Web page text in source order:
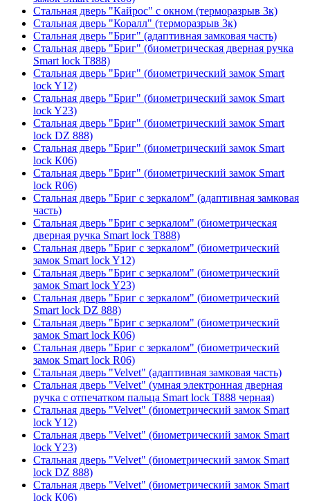
Стальная дверь "Кайрос" с окном (терморазрыв 3к)
Стальная дверь "Коралл" (терморазрыв 3к)
Стальная дверь "Бриг" (адаптивная замковая часть)
Стальная дверь "Бриг" (биометрическая дверная ручка
Smart lock T888)
Стальная дверь "Бриг" (биометрический замок Smart
lock Y12)
Стальная дверь "Бриг" (биометрический замок Smart
lock Y23)
Стальная дверь "Бриг" (биометрический замок Smart
lock DZ 888)
Стальная дверь "Бриг" (биометрический замок Smart
lock К06)
Стальная дверь "Бриг" (биометрический замок Smart
lock R06)
Стальная дверь "Бриг с зеркалом" (адаптивная замковая
часть)
Стальная дверь "Бриг с зеркалом" (биометрическая
дверная ручка Smart lock T888)
Стальная дверь "Бриг с зеркалом" (биометрический
замок Smart lock Y12)
Стальная дверь "Бриг с зеркалом" (биометрический
замок Smart lock Y23)
Стальная дверь "Бриг с зеркалом" (биометрический
Smart lock DZ 888)
Стальная дверь "Бриг с зеркалом" (биометрический
замок Smart lock К06)
Стальная дверь "Бриг с зеркалом" (биометрический
замок Smart lock R06)
Стальная дверь "Velvet" (адаптивная замковая часть)
Стальная дверь "Velvet" (умная электронная дверная
ручка с отпечатком пальца Smart lock T888 черная)
Стальная дверь "Velvet" (биометрический замок Smart
lock Y12)
Стальная дверь "Velvet" (биометрический замок Smart
lock Y23)
Стальная дверь "Velvet" (биометрический замок Smart
lock DZ 888)
Стальная дверь "Velvet" (биометрический замок Smart
lock К06)